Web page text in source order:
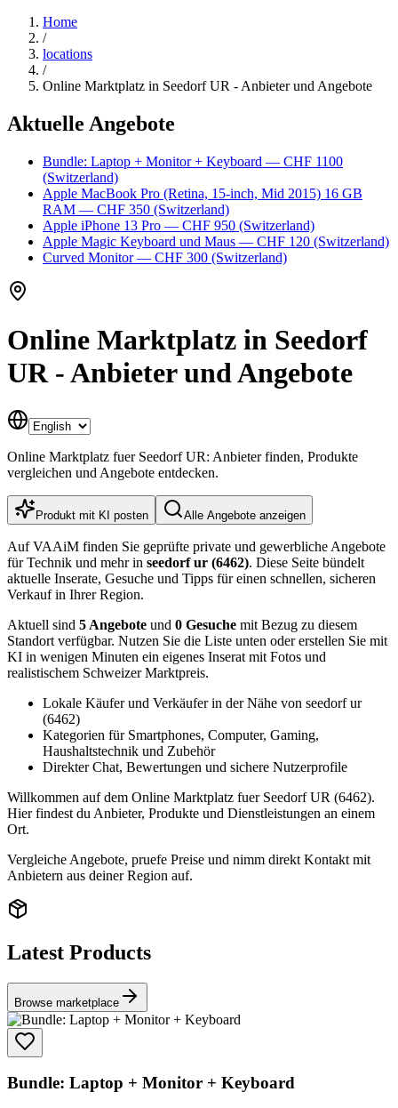
Home
/
locations
/
Online Marktplatz in Seedorf UR - Anbieter und Angebote
Aktuelle Angebote
Bundle: Laptop + Monitor + Keyboard — CHF 1100
(Switzerland)
Apple MacBook Pro (Retina, 15-inch, Mid 2015) 16 GB
RAM — CHF 350 (Switzerland)
Apple iPhone 13 Pro — CHF 950 (Switzerland)
Apple Magic Keyboard und Maus — CHF 120 (Switzerland)
Curved Monitor— CHF 300 (Switzerland)
Online Marktplatz in Seedorf
UR - Anbieter und Angebote
Online Marktplatz fuer Seedorf UR: Anbieter finden, Produkte
vergleichen und Angebote entdecken.
Produkt mit KI posten Alle Angebote anzeigen
Auf VAAiM finden Sie geprüfte private und gewerbliche Angebote
für Technik und mehr in seedorf ur (6462). Diese Seite bündelt
aktuelle Inserate, Gesuche und Tipps für einen schnellen, sicheren
Verkauf in Ihrer Region.
Aktuell sind 5 Angebote und 0 Gesuche mit Bezug zu diesem
Standort verfügbar. Nutzen Sie die Liste unten oder erstellen Sie mit
KI in wenigen Minuten ein eigenes Inserat mit Fotos und
realistischem Schweizer Marktpreis.
Lokale Käufer und Verkäufer in der Nähe von seedorf ur
(6462)
Kategorien für Smartphones, Computer, Gaming,
Haushaltstechnik und Zubehör
Direkter Chat, Bewertungen und sichere Nutzerprofile
Willkommen auf dem Online Marktplatz fuer Seedorf UR (6462).
Hier findest du Anbieter, Produkte und Dienstleistungen an einem
Ort.
Vergleiche Angebote, pruefe Preise und nimm direkt Kontakt mit
Anbietern aus deiner Region auf.
Latest Products
Browse marketplace
Bundle: Laptop + Monitor + Keyboard